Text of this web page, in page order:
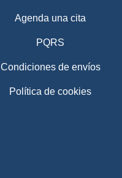
Agenda una cita
PQRS
Condiciones de envíos
Política de cookies